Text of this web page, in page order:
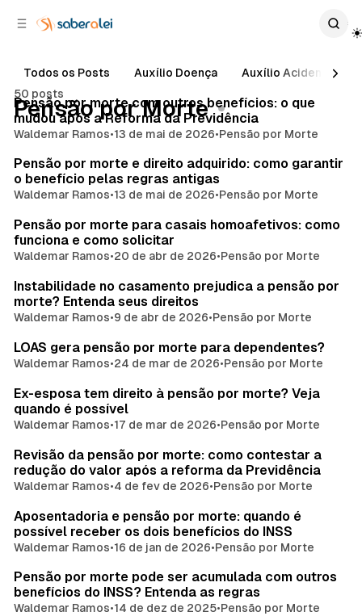
Todos os Posts Auxílio Doença Auxílio Acidente
50 posts
Pensão por Morte
Posts
Pensão por morte com outros benefícios: o que
mudou após a Reforma da Previdência
Waldemar Ramos•13 de mai de 2026•Pensão por Morte
Pensão por morte e direito adquirido: como garantir
o benefício pelas regras antigas
Waldemar Ramos•13 de mai de 2026•Pensão por Morte
Pensão por morte para casais homoafetivos: como
funciona e como solicitar
Waldemar Ramos•20 de abr de 2026•Pensão por Morte
Instabilidade no casamento prejudica a pensão por
morte? Entenda seus direitos
Waldemar Ramos•9 de abr de 2026•Pensão por Morte
LOAS gera pensão por morte para dependentes?
Waldemar Ramos•24 de mar de 2026•Pensão por Morte
Ex-esposa tem direito à pensão por morte? Veja
quando é possível
Waldemar Ramos•17 de mar de 2026•Pensão por Morte
Revisão da pensão por morte: como contestar a
redução do valor após a reforma da Previdência
Waldemar Ramos•4 de fev de 2026•Pensão por Morte
Aposentadoria e pensão por morte: quando é
possível receber os dois benefícios do INSS
Waldemar Ramos•16 de jan de 2026•Pensão por Morte
Pensão por morte pode ser acumulada com outros
benefícios do INSS? Entenda as regras
Waldemar Ramos•14 de dez de 2025•Pensão por Morte